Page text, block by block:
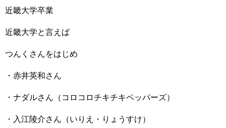
近畿大学卒業
近畿大学と言えば
つんくさんをはじめ
・赤井英和さん
・ナダルさん（コロコロチキチキペッパーズ）
・入江陵介さん（いりえ・りょうすけ）